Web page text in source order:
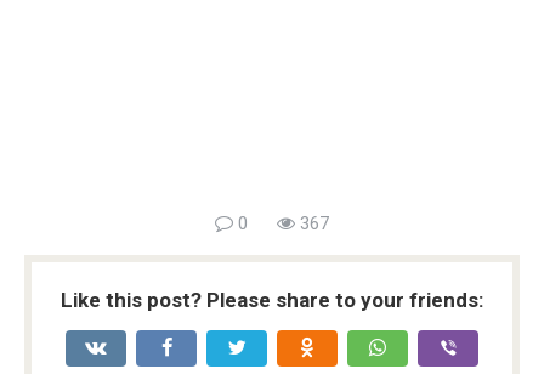
0 367
Like this post? Please share to your friends: